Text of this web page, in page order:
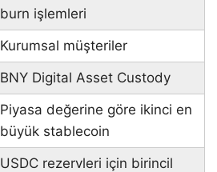
burn işlemleri
Kurumsal müşteriler
BNY Digital Asset Custody
Piyasa değerine göre ikinci en
büyük stablecoin
USDC rezervleri için birincil